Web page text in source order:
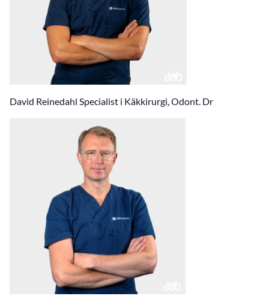
David Reinedahl Specialist i Käkkirurgi, Odont. Dr